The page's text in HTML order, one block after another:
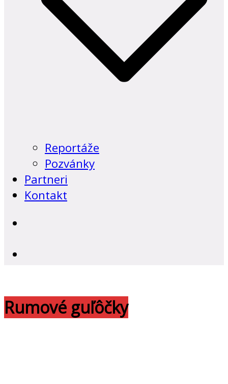
Reportáže
Pozvánky
Partneri
Kontakt
Rumové guľôčky